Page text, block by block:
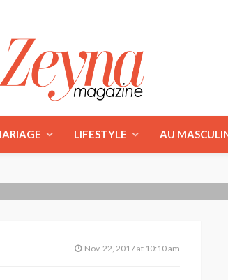
LIFESTYLE AU
Nov. 22, 2017 at 10:10 am